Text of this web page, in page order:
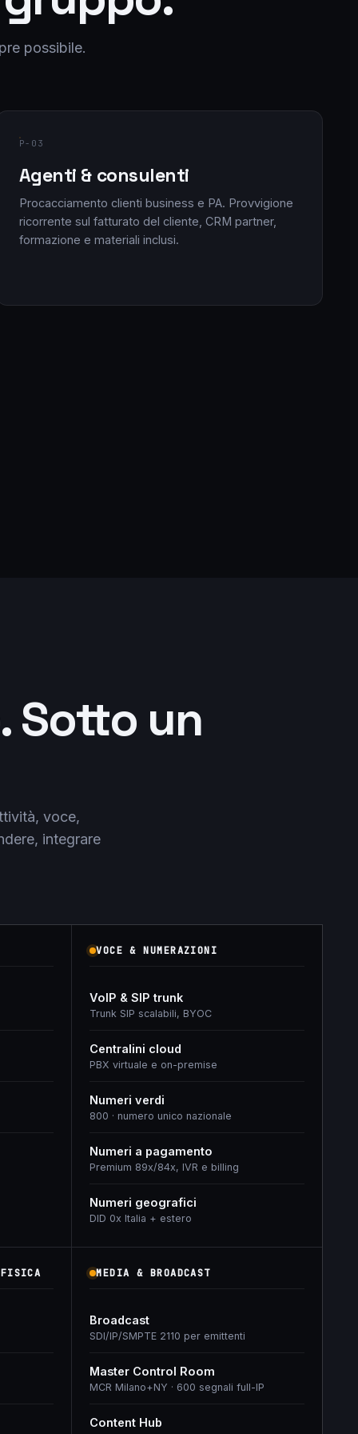
possibile.
P-03
Agenti & consulenti
Procacciamento clienti business e PA. Provvigione
ricorrente sul fatturato del cliente, CRM partner,
formazione e materiali inclusi.
Sotto un
voce,
integrare
VOCE & NUMERAZIONI
VoIP & SIP trunk
Trunk SIP scalabili, BYOC
Centralini cloud
PBX virtuale e on-premise
Numeri verdi
800 · numero unico nazionale
Numeri a pagamento
Premium 89x/84x, IVR e billing
Numeri geografici
DID 0x Italia + estero
FISICA MEDIA & BROADCAST
Broadcast
SDI/IP/SMPTE 2110 per emittenti
Master Control Room
MCR Milano+NY · 600 segnali full-IP
Content Hub